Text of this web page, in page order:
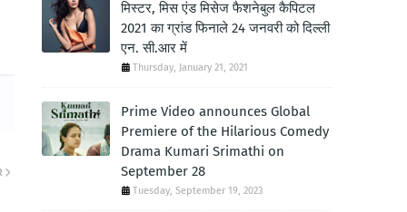
मिस्टर, मिस एंड मिसेज फैशनेबुल कैपिटल
2021 का ग्रांड फिनाले 24 जनवरी को दिल्ली
एन. सी.आर में
Thursday, January 21, 2021
Prime Video announces Global
Premiere of the Hilarious Comedy
Drama Kumari Srimathi on
September 28
Tuesday, September 19, 2023